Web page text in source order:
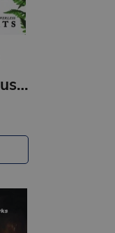
Fearful : The must-have companion to the epic romantasy trilogy Powerless